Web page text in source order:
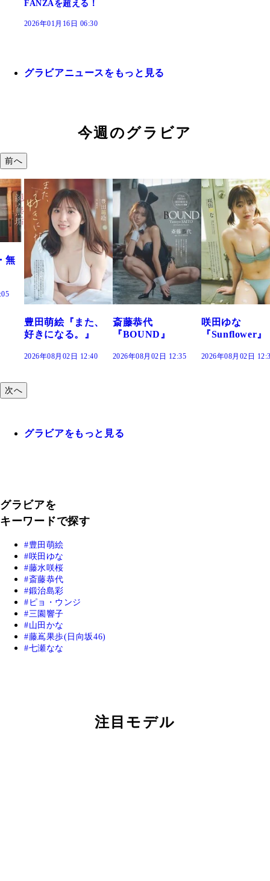
FANZAを超える！
2026年01月16日 06:30
グラビアニュースをもっと見る
今週のグラビア
前へ
斎藤恭代
『BOUND』
2026年08月02日 12:35
咲田ゆな
『Sunflower』
2026年08月02日 12:30
藤水咲桜『花
だまり』
2026年08月02日
次へ
グラビアをもっと見る
グラビアを
キーワードで探す
豊田萌絵
咲田ゆな
藤水咲桜
斎藤恭代
鍛治島彩
ピョ・ウンジ
三園響子
山田かな
藤嶌果歩(日向坂46)
七瀬なな
注目モデル